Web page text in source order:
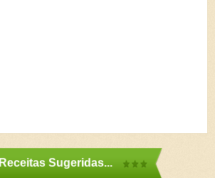
Receitas Sugeridas...